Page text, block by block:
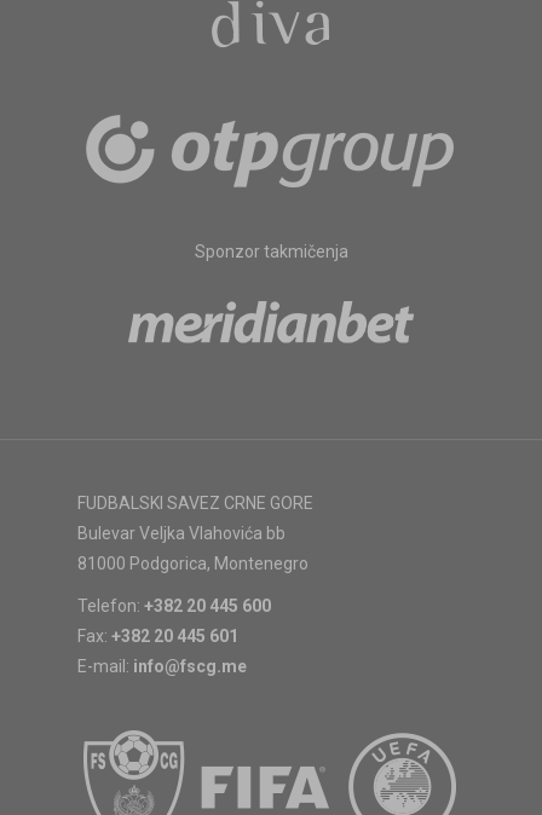
Sponzor takmičenja
FUDBALSKI SAVEZ CRNE GORE
Bulevar Veljka Vlahovića bb
81000 Podgorica, Montenegro
Telefon: +382 20 445 600
Fax: +382 20 445 601
E-mail: info@fscg.me